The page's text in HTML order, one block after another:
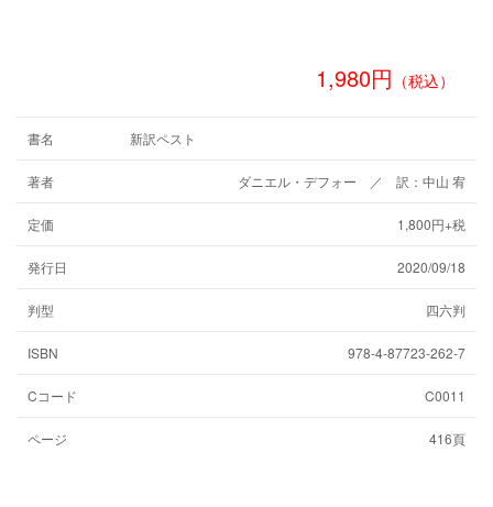
1,980円 （税込）
書名 新訳ペスト
著者 ダニエル・デフォー ／ 訳：中山 宥
定価 1,800円+税
発行日 2020/09/18
判型 四六判
ISBN 978-4-87723-262-7
Cコード C0011
ページ 416頁